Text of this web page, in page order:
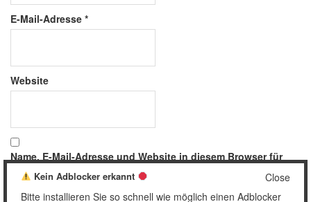
E-Mail-Adresse *
Website
Name, E-Mail-Adresse und Website in diesem Browser für
meinen nächsten Kommentar speichern.
Close
Kein Adblocker erkannt
Bitte installieren Sie so schnell wie möglich einen Adblocker